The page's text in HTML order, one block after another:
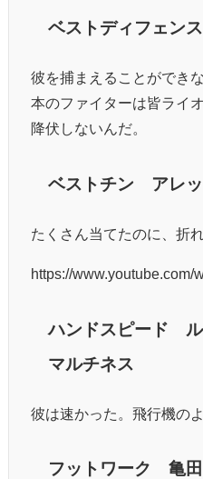
ベストディフェン
彼を捕まえることができ
本のファイターは皆ライ
降伏しないんだ。
ベストチン アレ
たくさん当てたのに、折
https://www.youtube.com/
ハンドスピード ル
マルチネス
彼は速かった。飛行機の
フットワーク 亀